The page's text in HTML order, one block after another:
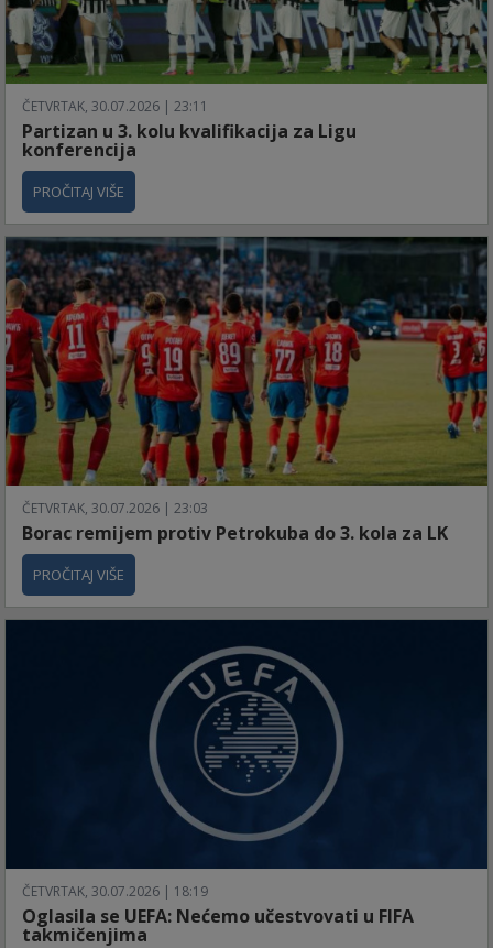
ČETVRTAK, 30.07.2026 | 23:11
Partizan u 3. kolu kvalifikacija za Ligu
konferencija
PROČITAJ VIŠE
ČETVRTAK, 30.07.2026 | 23:03
Borac remijem protiv Petrokuba do 3. kola za LK
PROČITAJ VIŠE
ČETVRTAK, 30.07.2026 | 18:19
Oglasila se UEFA: Nećemo učestvovati u FIFA
takmičenjima